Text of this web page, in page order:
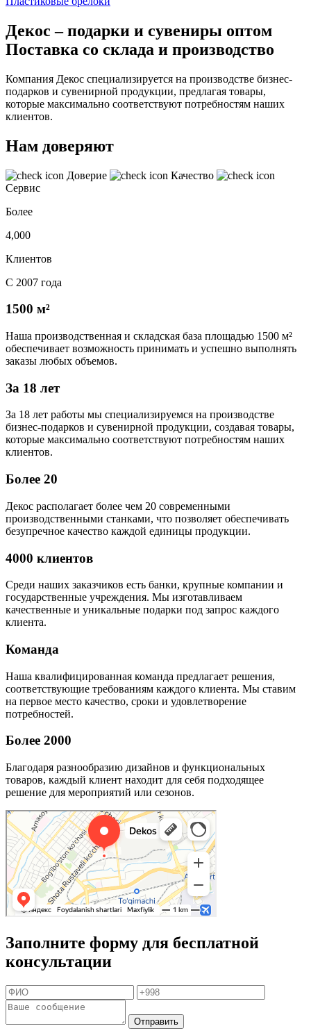
Декос – подарки и сувениры оптом
Поставка со склада и производство
Компания Декос специализируется на производстве бизнес-
подарков и сувенирной продукции, предлагая товары,
которые максимально соответствуют потребностям наших
клиентов.
Нам доверяют
Доверие
Качество
Сервис
Более
4,000
Клиентов
С 2007 года
1500 м²
Наша производственная и складская база площадью 1500 м²
обеспечивает возможность принимать и успешно выполнять
заказы любых объемов.
За 18 лет
За 18 лет работы мы специализируемся на производстве
бизнес-подарков и сувенирной продукции, создавая товары,
которые максимально соответствуют потребностям наших
клиентов.
Более 20
Декос располагает более чем 20 современными
производственными станками, что позволяет обеспечивать
безупречное качество каждой единицы продукции.
4000 клиентов
Среди наших заказчиков есть банки, крупные компании и
государственные учреждения. Мы изготавливаем
качественные и уникальные подарки под запрос каждого
клиента.
Команда
Наша квалифицированная команда предлагает решения,
соответствующие требованиям каждого клиента. Мы ставим
на первое место качество, сроки и удовлетворение
потребностей.
Более 2000
Благодаря разнообразию дизайнов и функциональных
товаров, каждый клиент находит для себя подходящее
решение для мероприятий или сезонов.
Заполните форму для бесплатной
консультации
Отправить